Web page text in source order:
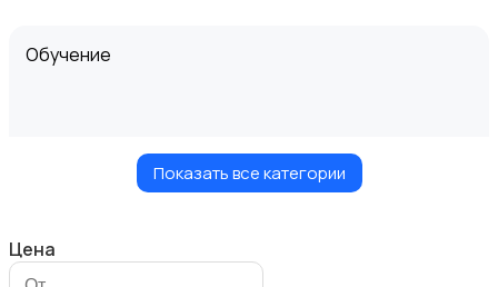
Обучение
Показать все категории
Цена